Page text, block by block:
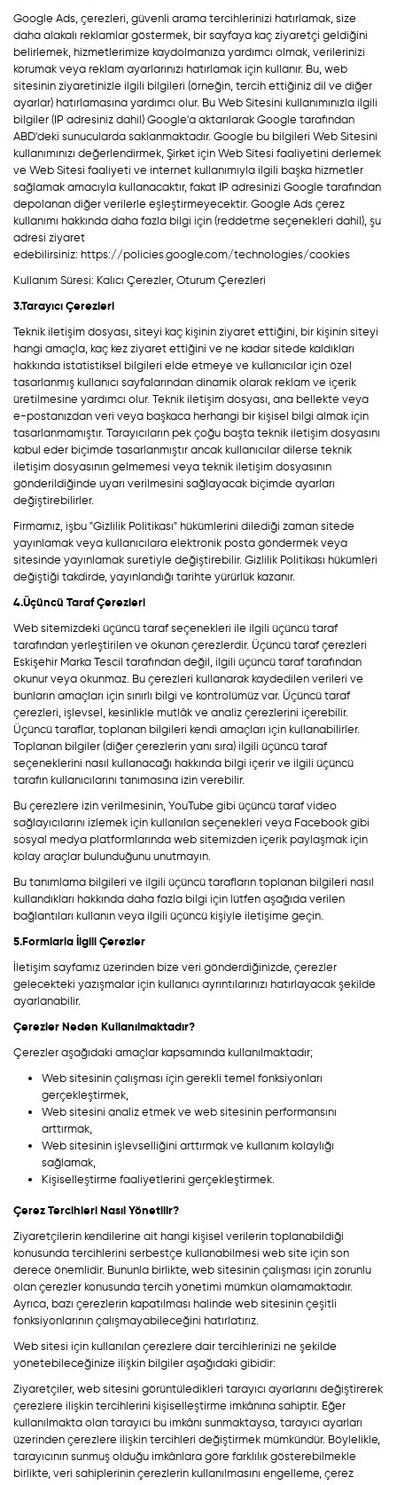
Google Ads, çerezleri, güvenli arama tercihlerinizi hatırlamak, size
daha alakalı reklamlar göstermek, bir sayfaya kaç ziyaretçi geldiğini
belirlemek, hizmetlerimize kaydolmanıza yardımcı olmak, verilerinizi
korumak veya reklam ayarlarınızı hatırlamak için kullanır. Bu, web
sitesinin ziyaretinizle ilgili bilgileri (örneğin, tercih ettiğiniz dil ve diğer
ayarlar) hatırlamasına yardımcı olur. Bu Web Sitesini kullanımınızla ilgili
bilgiler (IP adresiniz dahil) Google'a aktarılarak Google tarafından
ABD'deki sunucularda saklanmaktadır. Google bu bilgileri Web Sitesini
kullanımınızı değerlendirmek, Şirket için Web Sitesi faaliyetini derlemek
ve Web Sitesi faaliyeti ve internet kullanımıyla ilgili başka hizmetler
sağlamak amacıyla kullanacaktır, fakat IP adresinizi Google tarafından
depolanan diğer verilerle eşleştirmeyecektir. Google Ads çerez
kullanımı hakkında daha fazla bilgi için (reddetme seçenekleri dahil), şu
adresi ziyaret
edebilirsiniz: https://policies.google.com/technologies/cookies
Kullanım Süresi: Kalıcı Çerezler, Oturum Çerezleri
3.Tarayıcı Çerezleri
Teknik iletişim dosyası, siteyi kaç kişinin ziyaret ettiğini, bir kişinin siteyi
hangi amaçla, kaç kez ziyaret ettiğini ve ne kadar sitede kaldıkları
hakkında istatistiksel bilgileri elde etmeye ve kullanıcılar için özel
tasarlanmış kullanıcı sayfalarından dinamik olarak reklam ve içerik
üretilmesine yardımcı olur. Teknik iletişim dosyası, ana bellekte veya
e-postanızdan veri veya başkaca herhangi bir kişisel bilgi almak için
tasarlanmamıştır. Tarayıcıların pek çoğu başta teknik iletişim dosyasını
kabul eder biçimde tasarlanmıştır ancak kullanıcılar dilerse teknik
iletişim dosyasının gelmemesi veya teknik iletişim dosyasının
gönderildiğinde uyarı verilmesini sağlayacak biçimde ayarları
değiştirebilirler.
Firmamız, işbu "Gizlilik Politikası" hükümlerini dilediği zaman sitede
yayınlamak veya kullanıcılara elektronik posta göndermek veya
sitesinde yayınlamak suretiyle değiştirebilir. Gizlilik Politikası hükümleri
değiştiği takdirde, yayınlandığı tarihte yürürlük kazanır.
4.Üçüncü Taraf Çerezleri
Web sitemizdeki üçüncü taraf seçenekleri ile ilgili üçüncü taraf
tarafından yerleştirilen ve okunan çerezlerdir. Üçüncü taraf çerezleri
Eskişehir Marka Tescil tarafından değil, ilgili üçüncü taraf tarafından
okunur veya okunmaz. Bu çerezleri kullanarak kaydedilen verileri ve
bunların amaçları için sınırlı bilgi ve kontrolümüz var. Üçüncü taraf
çerezleri, işlevsel, kesinlikle mutlâk ve analiz çerezlerini içerebilir.
Üçüncü taraflar, toplanan bilgileri kendi amaçları için kullanabilirler.
Toplanan bilgiler (diğer çerezlerin yanı sıra) ilgili üçüncü taraf
seçeneklerini nasıl kullanacağı hakkında bilgi içerir ve ilgili üçüncü
tarafın kullanıcılarını tanımasına izin verebilir.
Bu çerezlere izin verilmesinin, YouTube gibi üçüncü taraf video
sağlayıcılarını izlemek için kullanılan seçenekleri veya Facebook gibi
sosyal medya platformlarında web sitemizden içerik paylaşmak için
kolay araçlar bulunduğunu unutmayın.
Bu tanımlama bilgileri ve ilgili üçüncü tarafların toplanan bilgileri nasıl
kullandıkları hakkında daha fazla bilgi için lütfen aşağıda verilen
bağlantıları kullanın veya ilgili üçüncü kişiyle iletişime geçin.
5.Formlarla İlgili Çerezler
İletişim sayfamız üzerinden bize veri gönderdiğinizde, çerezler
gelecekteki yazışmalar için kullanıcı ayrıntılarınızı hatırlayacak şekilde
ayarlanabilir.
Çerezler Neden Kullanılmaktadır?
Çerezler aşağıdaki amaçlar kapsamında kullanılmaktadır;
Web sitesinin çalışması için gerekli temel fonksiyonları
gerçekleştirmek,
Web sitesini analiz etmek ve web sitesinin performansını
arttırmak,
Web sitesinin işlevselliğini arttırmak ve kullanım kolaylığı
sağlamak,
Kişiselleştirme faaliyetlerini gerçekleştirmek.
Çerez Tercihleri Nasıl Yönetilir?
Ziyaretçilerin kendilerine ait hangi kişisel verilerin toplanabildiği
konusunda tercihlerini serbestçe kullanabilmesi web site için son
derece önemlidir. Bununla birlikte, web sitesinin çalışması için zorunlu
olan çerezler konusunda tercih yönetimi mümkün olamamaktadır.
Ayrıca, bazı çerezlerin kapatılması halinde web sitesinin çeşitli
fonksiyonlarının çalışmayabileceğini hatırlatırız.
Web sitesi için kullanılan çerezlere dair tercihlerinizi ne şekilde
yönetebileceğinize ilişkin bilgiler aşağıdaki gibidir:
Ziyaretçiler, web sitesini görüntüledikleri tarayıcı ayarlarını değiştirerek
çerezlere ilişkin tercihlerini kişiselleştirme imkânına sahiptir. Eğer
kullanılmakta olan tarayıcı bu imkânı sunmaktaysa, tarayıcı ayarları
üzerinden çerezlere ilişkin tercihleri değiştirmek mümkündür. Böylelikle,
tarayıcının sunmuş olduğu imkânlara göre farklılık gösterebilmekle
birlikte, veri sahiplerinin çerezlerin kullanılmasını engelleme, çerez